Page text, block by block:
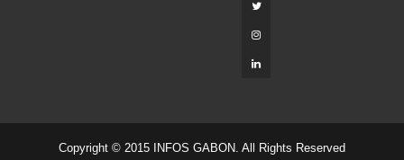
Copyright © 2015 INFOS GABON. All Rights Reserved